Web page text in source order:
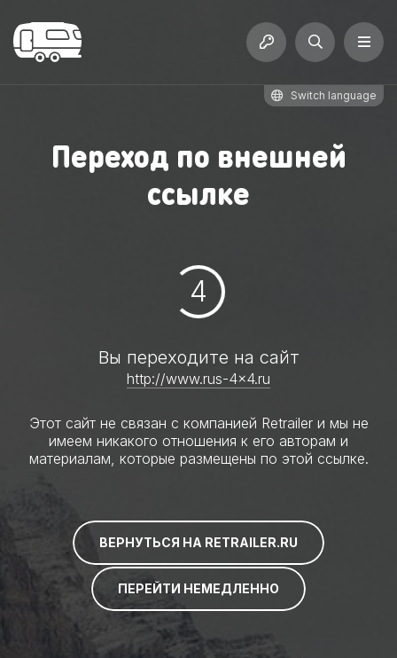
Switch language
Переход по внешней
ссылке
3
Вы переходите на сайт
http://www.rus-4x4.ru
Этот сайт не связан с компанией Retrailer и мы не
имеем никакого отношения к его авторам и
материалам, которые размещены по этой ссылке.
ВЕРНУТЬСЯ НА RETRAILER.RU
ПЕРЕЙТИ НЕМЕДЛЕННО